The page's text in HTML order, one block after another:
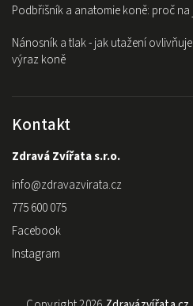
Podbřišník a anatomie koně: proč na
Nánosník a tlak - jak utažení
výraz koně
Kontakt
Zdravá Zvířata s.r.o.
info@zdravazvirata.cz
775 600 075
Facebook
Instagram